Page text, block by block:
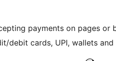
payments on pages or
debit cards, UPI, wallets